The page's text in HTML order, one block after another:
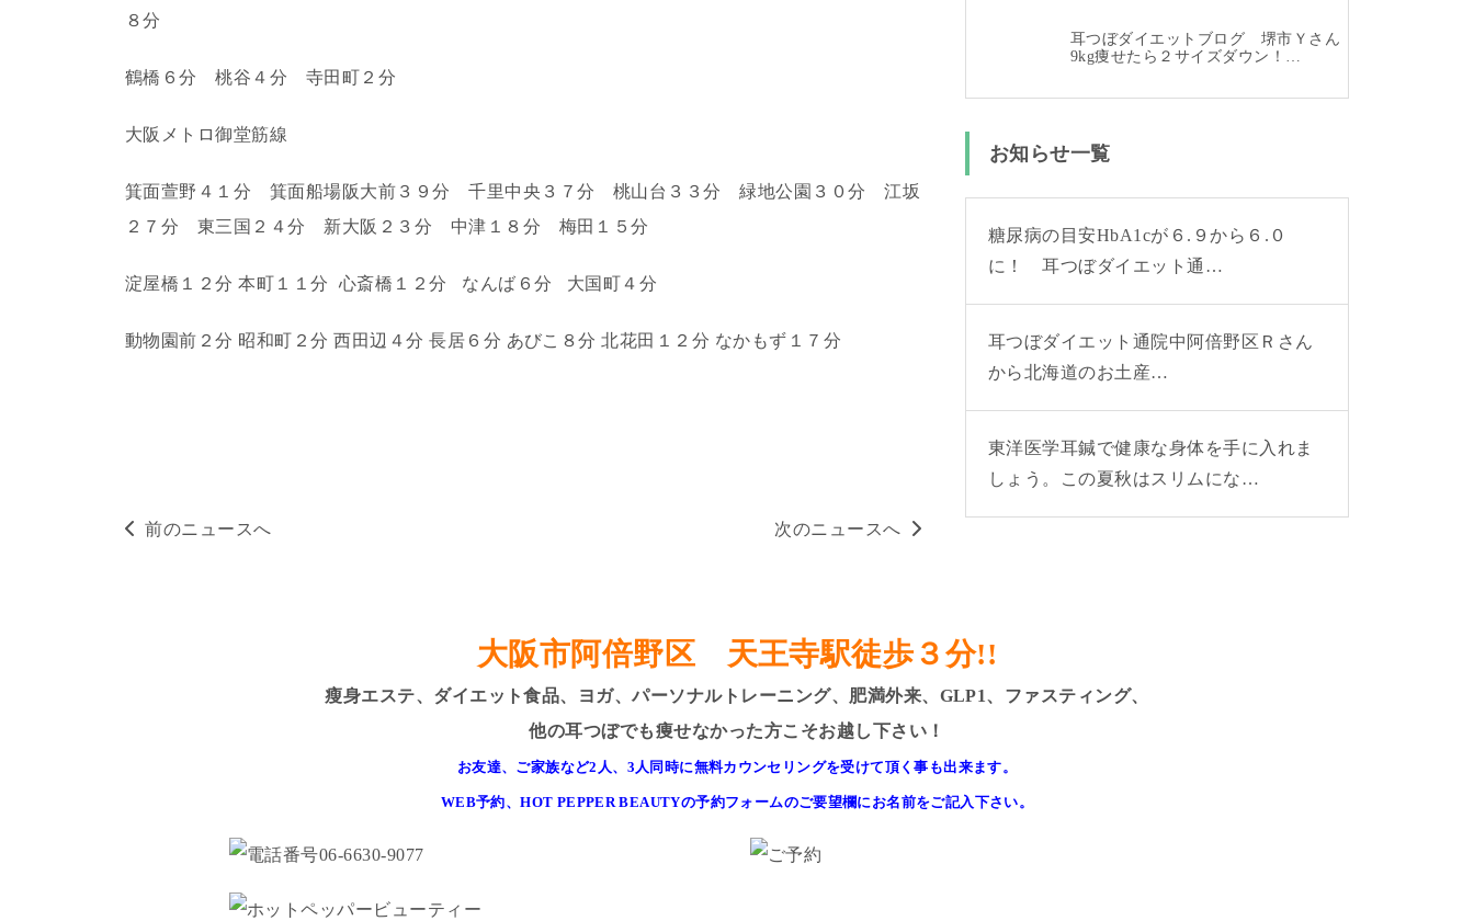
８分
鶴橋６分 桃谷４分 寺田町２分
大阪メトロ御堂筋線
箕面萱野４１分 箕面船場阪大前３９分 千里中央３７分 桃山台３３分 緑地公園３０分 江坂
２７分 東三国２４分 新大阪２３分 中津１８分 梅田１５分
淀屋橋１２分 本町１１分 心斎橋１２分 なんば６分 大国町４分
動物園前２分 昭和町２分 西田辺４分 長居６分 あびこ８分 北花田１２分 なかもず１７分
前のニュースへ 次のニュースへ
耳つぼダイエットブログ 堺市Ｙさん
9kg痩せたら２サイズダウン！…
お知らせ一覧
糖尿病の目安HbA1cが６.９から６.０
に！ 耳つぼダイエット通…
耳つぼダイエット通院中阿倍野区Ｒさん
から北海道のお土産…
東洋医学耳鍼で健康な身体を手に入れま
しょう。この夏秋はスリムにな…
大阪市阿倍野区 天王寺駅徒歩３分!!
瘦身エステ、ダイエット食品、ヨガ、パーソナルトレーニング、肥満外来、GLP1、ファスティング、
他の耳つぼでも痩せなかった方こそお越し下さい！
お友達、ご家族など2人、3人同時に無料カウンセリングを受けて頂く事も出来ます。
WEB予約、HOT PEPPER BEAUTYの予約フォームのご要望欄にお名前をご記入下さい。